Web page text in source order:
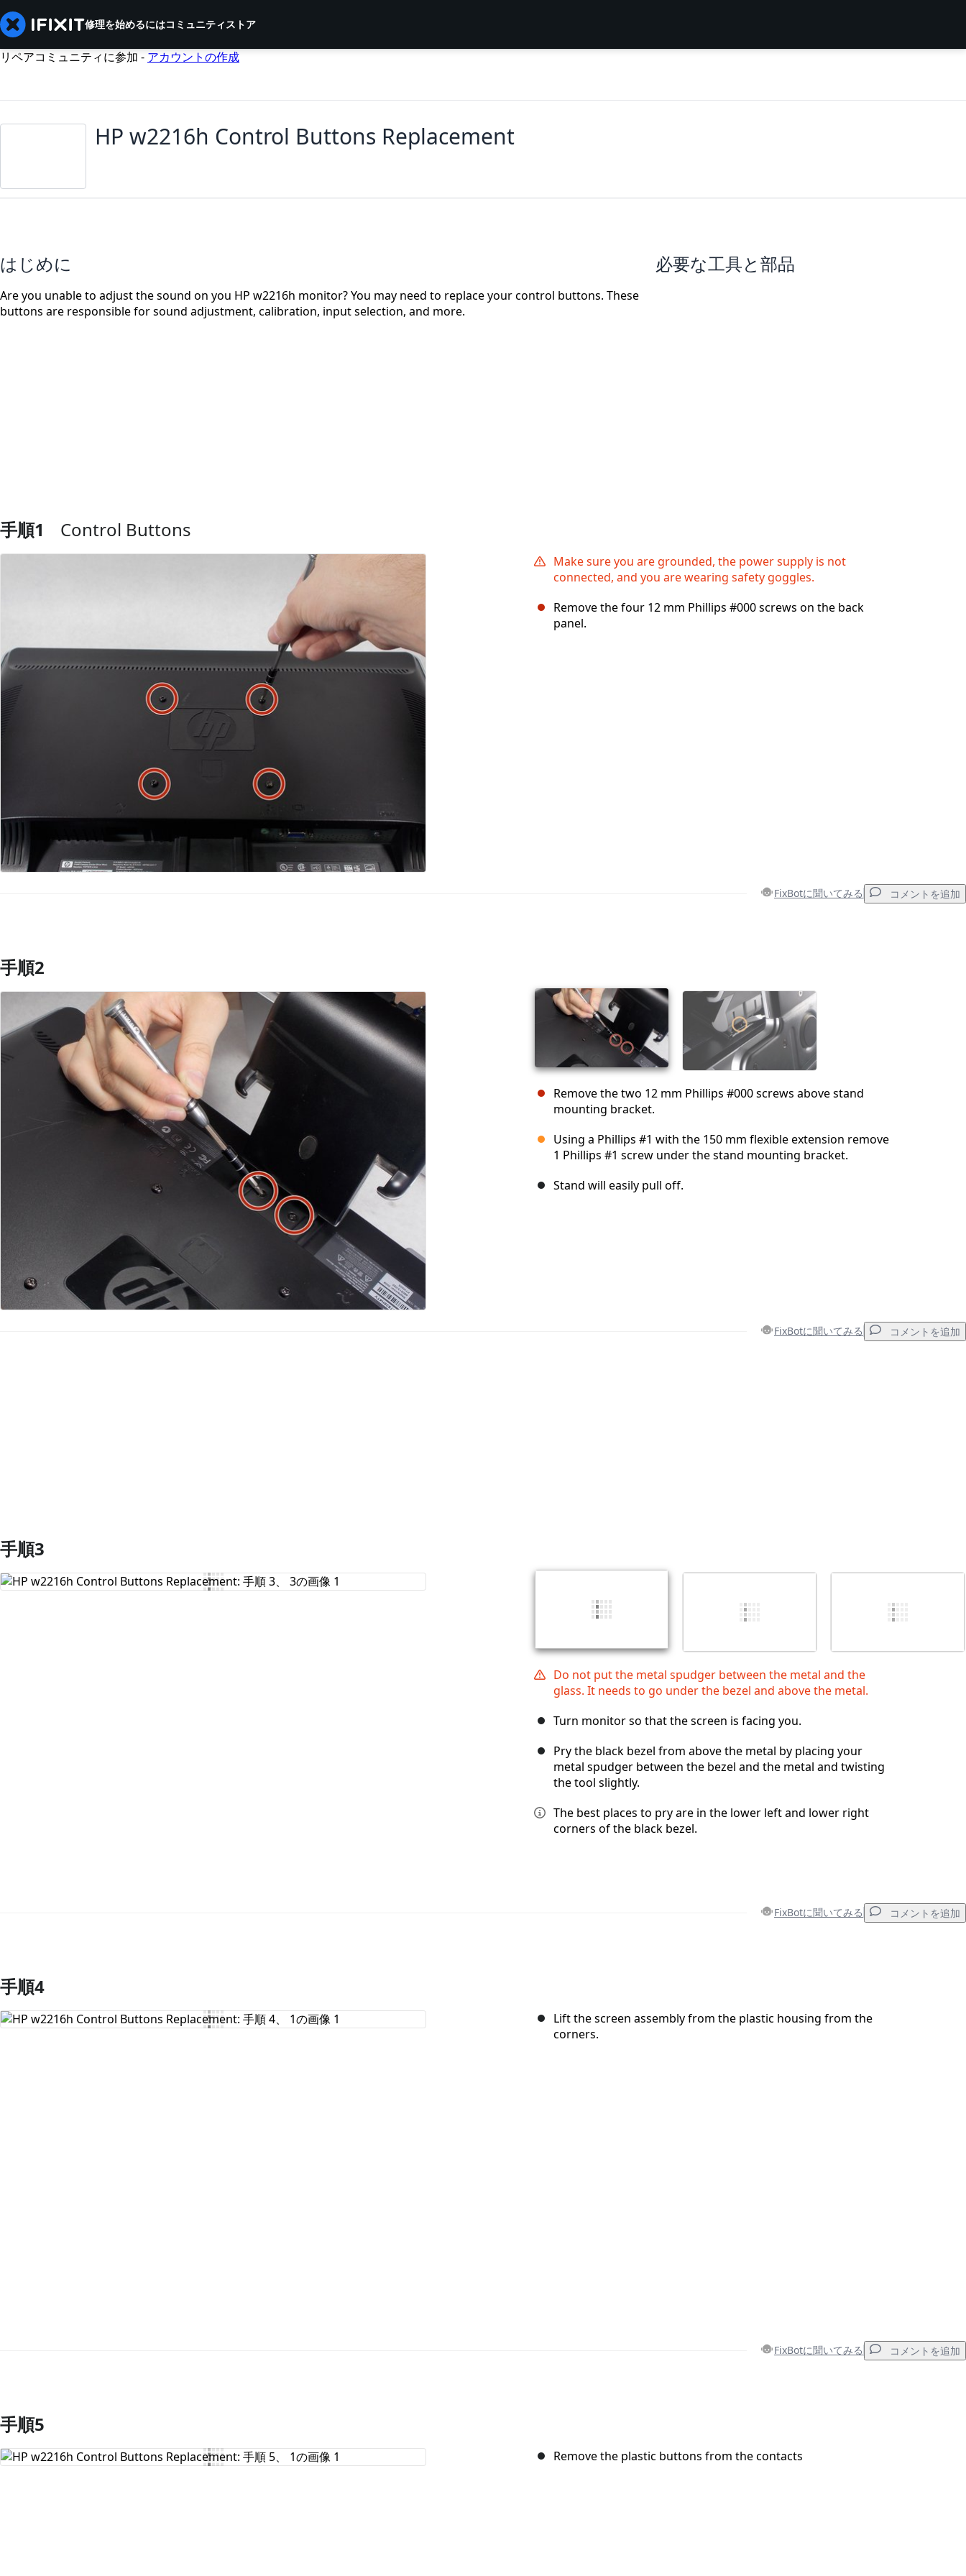
修理を始めるにはコミュニティストア
リペアコミュニティに参加 - アカウントの作成
HP w2216h Control Buttons Replacement
はじめに
Are you unable to adjust the sound on you HP w2216h monitor? You may need to replace your control buttons. These
buttons are responsible for sound adjustment, calibration, input selection, and more.
必要な工具と部品
手順1 Control Buttons
Make sure you are grounded, the power supply is not
connected, and you are wearing safety goggles.
Remove the four 12 mm Phillips #000 screws on the back
panel.
FixBotに聞いてみる コメントを追加
コメントを追加
手順2
Remove the two 12 mm Phillips #000 screws above stand
mounting bracket.
Using a Phillips #1 with the 150 mm flexible extension remove
1 Phillips #1 screw under the stand mounting bracket.
Stand will easily pull off.
FixBotに聞いてみる コメントを追加
手順3
Do not put the metal spudger between the metal and the
glass. It needs to go under the bezel and above the metal.
Turn monitor so that the screen is facing you.
Pry the black bezel from above the metal by placing your
metal spudger between the bezel and the metal and twisting
the tool slightly.
The best places to pry are in the lower left and lower right
corners of the black bezel.
FixBotに聞いてみる コメントを追加
コメントを追加
手順4
Lift the screen assembly from the plastic housing from the
corners.
FixBotに聞いてみる コメントを追加
コメントを追加
手順5
Remove the plastic buttons from the contacts